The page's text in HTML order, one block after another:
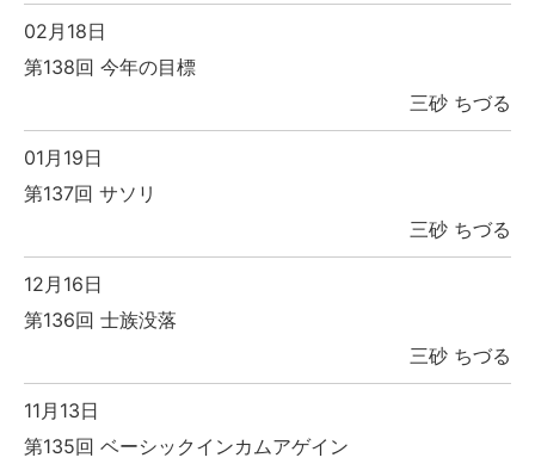
02月18日
第138回 今年の目標
三砂 ちづる
01月19日
第137回 サソリ
三砂 ちづる
12月16日
第136回 士族没落
三砂 ちづる
11月13日
第135回 ベーシックインカムアゲイン